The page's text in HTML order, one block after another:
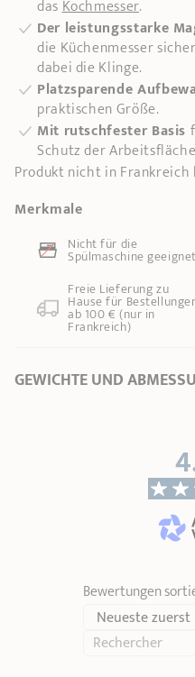
dasKochmesser.
Der leistungsstarke
die Küchenmesser
dabei die Klinge.
Platzsparende
praktischen Größe.
Mit rutschfester Basis
Schutz der
Produkt nicht in
Merkmale
Nicht für die
Spülmaschine geeignet
Freie Lieferung zu
Hause für
ab 100 € (nur in
Frankreich)
GEWICHTE UND
3,50 cm
Bewertungen